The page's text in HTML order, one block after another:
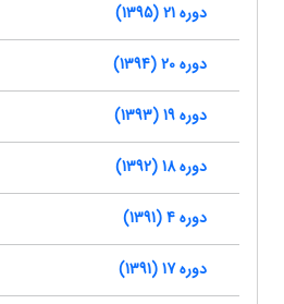
دوره 21 (1395)
دوره 20 (1394)
دوره 19 (1393)
دوره 18 (1392)
دوره 4 (1391)
دوره 17 (1391)